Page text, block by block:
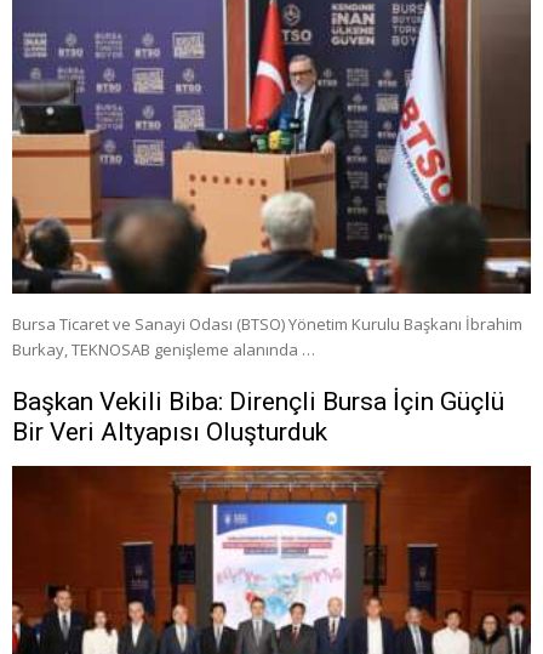
Bursa Ticaret ve Sanayi Odası (BTSO) Yönetim Kurulu Başkanı İbrahim
Burkay, TEKNOSAB genişleme alanında …
Başkan Vekili Biba: Dirençli Bursa İçin Güçlü
Bir Veri Altyapısı Oluşturduk